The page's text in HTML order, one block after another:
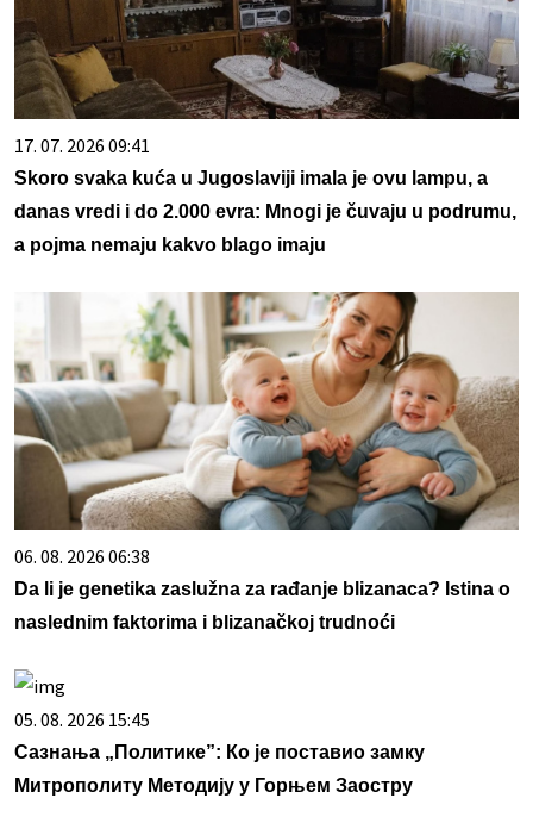
17. 07. 2026 09:41
Skoro svaka kuća u Jugoslaviji imala je ovu lampu, a
danas vredi i do 2.000 evra: Mnogi je čuvaju u podrumu,
a pojma nemaju kakvo blago imaju
06. 08. 2026 06:38
Da li je genetika zaslužna za rađanje blizanaca? Istina o
naslednim faktorima i blizanačkoj trudnoći
05. 08. 2026 15:45
Сазнања „Политике”: Ко је поставио замку
Митрополиту Методију у Горњем Заостру